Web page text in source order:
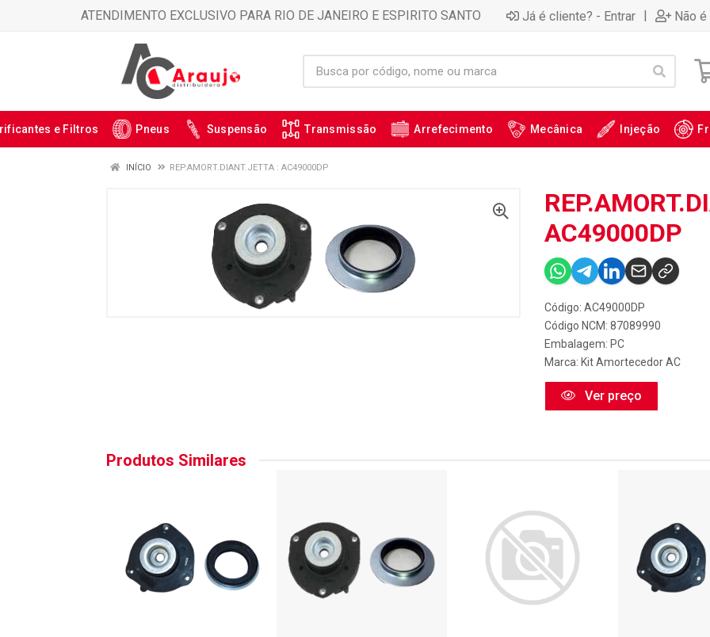
ATENDIMENTO EXCLUSIVO PARA RIO DE JANEIRO E ESPIRITO SANTO Já é cliente? - Entrar | Não
e Filtros Pneus Suspensão Transmissão Arrefecimento Mecânica Injeção
INÍCIO REP.AMORT.DIANT.JETTA : AC49000DP
AC49000DP
Código: AC49000DP
Código NCM: 87089990
Embalagem: PC
Marca: Kit Amortecedor AC
Ver preço
Produtos Similares